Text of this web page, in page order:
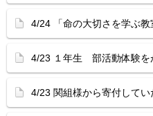
4/24 「命の大切さを学ぶ教
4/23 １年生 部活動体験を
4/23 関組様から寄付してい